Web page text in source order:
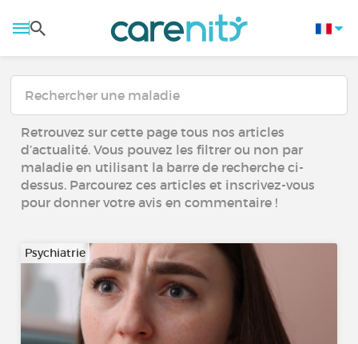
Retrouvez sur cette page tous nos articles
d’actualité. Vous pouvez les filtrer ou non par
maladie en utilisant la barre de recherche ci-
dessus. Parcourez ces articles et inscrivez-vous
pour donner votre avis en commentaire !
Psychiatrie